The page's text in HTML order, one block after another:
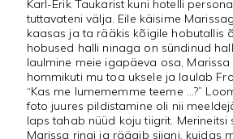
Karl-Erik Taukarist kuni hotelli
tuttavateni välja. Eile käisime
kaasas ja ta rääkis kõigile hobutallis
hobused halli ninaga on sündinud
laulmine meie igapäeva osa,
hommikuti mu toa uksele ja laulab
“Kas me lumememme teeme …?”
foto juures pildistamine oli nii
laps tahab nüüd koju tiigrit.
Marissa ringi ja räägib siiani, kuidas